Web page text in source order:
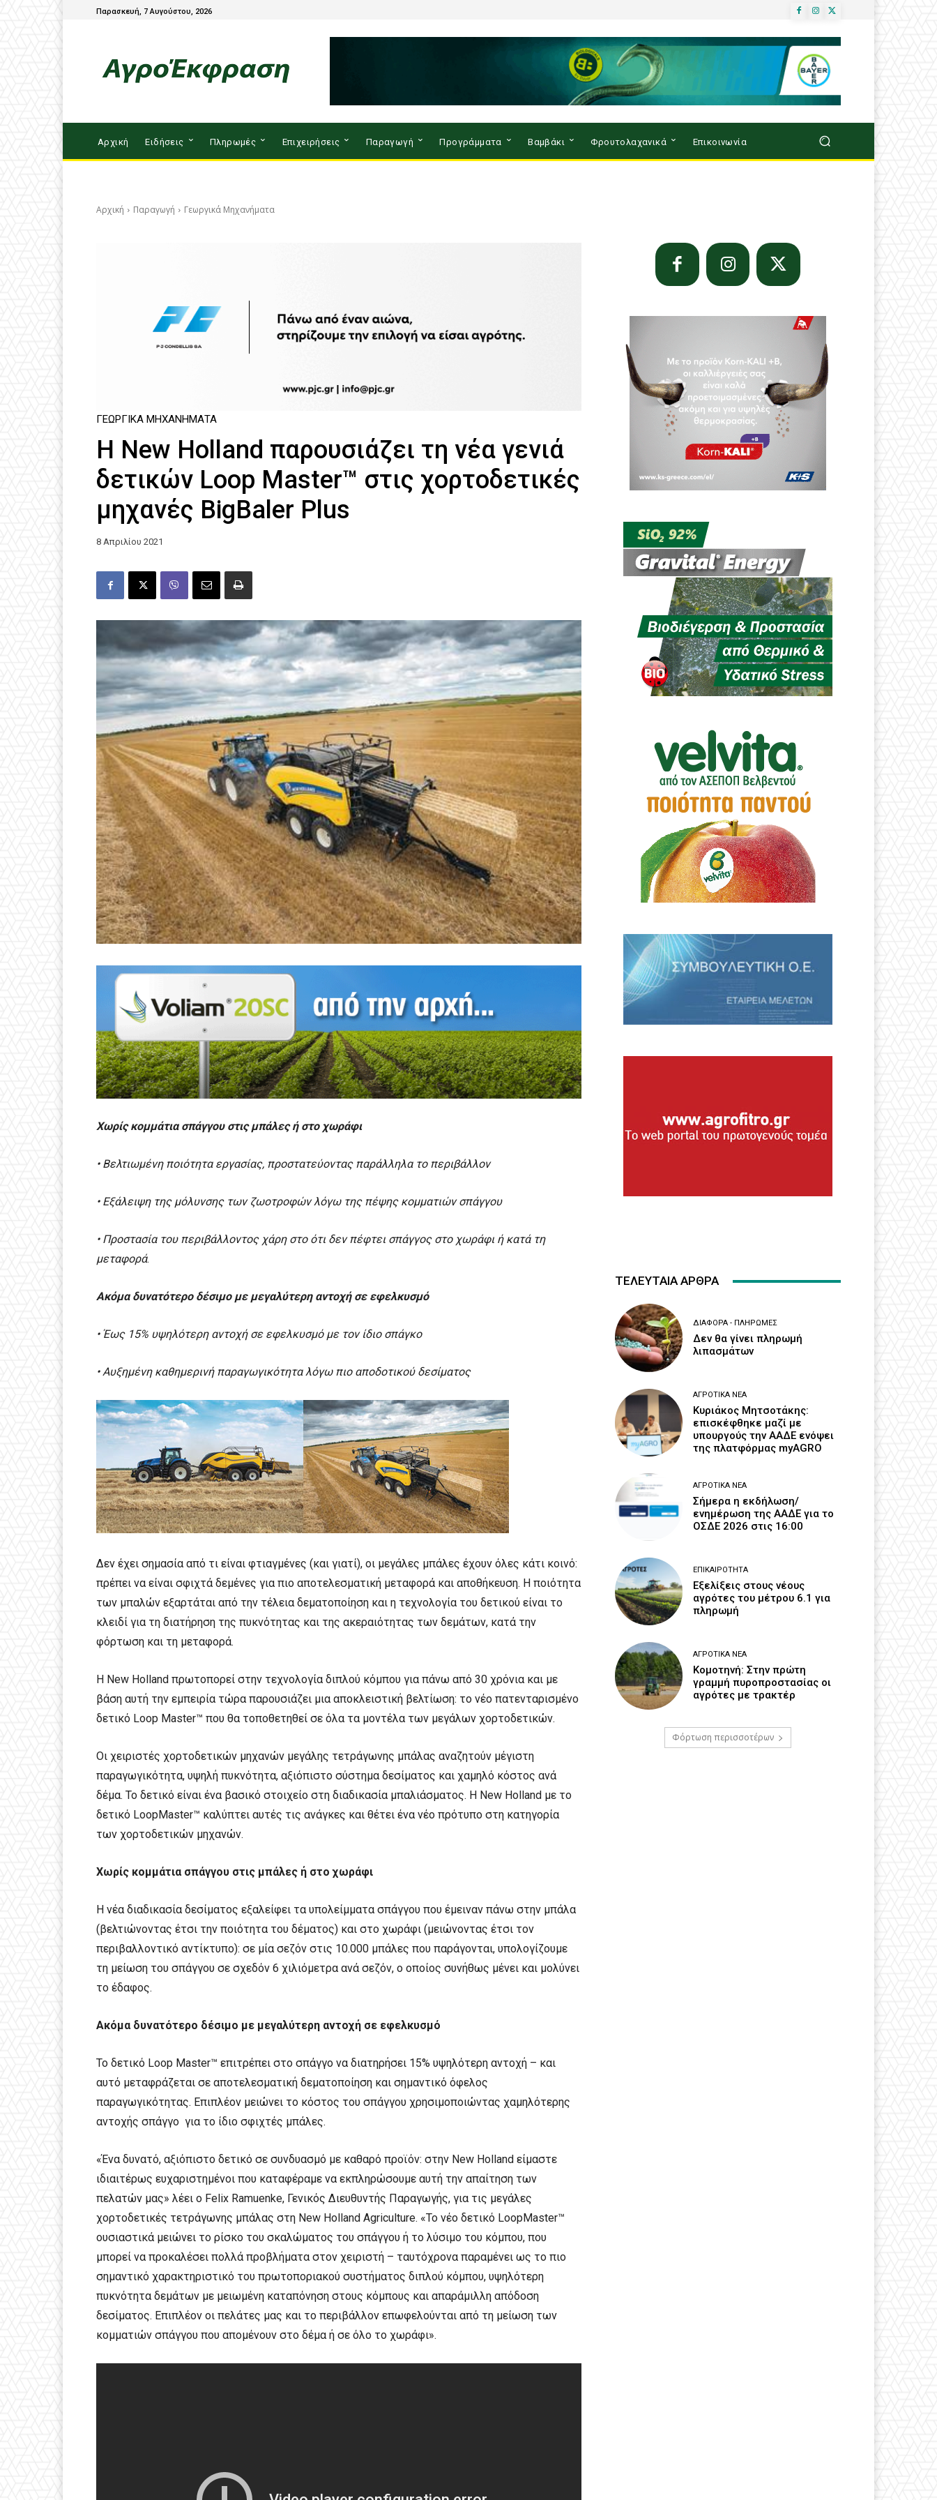
Παρασκευή, 7 Αυγούστου, 2026
Αρχική Ειδήσεις Πληρωμές Επιχειρήσεις Παραγωγή Προγράμματα Βαμβάκι Φρουτολαχανικά Επικοινωνία
Αρχική Παραγωγή Γεωργικά Μηχανήματα
ΓΕΩΡΓΙΚΆ ΜΗΧΑΝΉΜΑΤΑ
Η New Holland παρουσιάζει τη νέα γενιά
δετικών Loop Master™ στις χορτοδετικές
μηχανές BigBaler Plus
8 Απριλίου 2021
Χωρίς κομμάτια σπάγγου στις μπάλες ή στο χωράφι
• Βελτιωμένη ποιότητα εργασίας, προστατεύοντας παράλληλα το περιβάλλον
• Εξάλειψη της μόλυνσης των ζωοτροφών λόγω της πέψης κομματιών σπάγγου
• Προστασία του περιβάλλοντος χάρη στo ότι δεν πέφτει σπάγγος στο χωράφι ή κατά τη
μεταφορά.
Ακόμα δυνατότερο δέσιμο με μεγαλύτερη αντοχή σε εφελκυσμό
• Έως 15% υψηλότερη αντοχή σε εφελκυσμό με τον ίδιο σπάγκο
• Αυξημένη καθημερινή παραγωγικότητα λόγω πιο αποδοτικού δεσίματος
Δεν έχει σημασία από τι είναι φτιαγμένες (και γιατί), οι μεγάλες μπάλες έχουν όλες κάτι κοινό:
πρέπει να είναι σφιχτά δεμένες για πιο αποτελεσματική μεταφορά και αποθήκευση. Η ποιότητα
των μπαλών εξαρτάται από την τέλεια δεματοποίηση και η τεχνολογία του δετικού είναι το
κλειδί για τη διατήρηση της πυκνότητας και της ακεραιότητας των δεμάτων, κατά την
φόρτωση και τη μεταφορά.
Η New Holland πρωτοπορεί στην τεχνολογία διπλού κόμπου για πάνω από 30 χρόνια και με
βάση αυτή την εμπειρία τώρα παρουσιάζει μια αποκλειστική βελτίωση: το νέο πατενταρισμένο
δετικό Loop Master™ που θα τοποθετηθεί σε όλα τα μοντέλα των μεγάλων χορτοδετικών.
Οι χειριστές χορτοδετικών μηχανών μεγάλης τετράγωνης μπάλας αναζητούν μέγιστη
παραγωγικότητα, υψηλή πυκνότητα, αξιόπιστο σύστημα δεσίματος και χαμηλό κόστος ανά
δέμα. Το δετικό είναι ένα βασικό στοιχείο στη διαδικασία μπαλιάσματος. Η New Holland με το
δετικό LoopMaster™ καλύπτει αυτές τις ανάγκες και θέτει ένα νέο πρότυπο στη κατηγορία
των χορτοδετικών μηχανών.
Χωρίς κομμάτια σπάγγου στις μπάλες ή στο χωράφι
Η νέα διαδικασία δεσίματος εξαλείφει τα υπολείμματα σπάγγου που έμειναν πάνω στην μπάλα
(βελτιώνοντας έτσι την ποιότητα του δέματος) και στο χωράφι (μειώνοντας έτσι τον
περιβαλλοντικό αντίκτυπο): σε μία σεζόν στις 10.000 μπάλες που παράγονται, υπολογίζουμε
τη μείωση του σπάγγου σε σχεδόν 6 χιλιόμετρα ανά σεζόν, ο οποίος συνήθως μένει και μολύνει
το έδαφος.
Ακόμα δυνατότερο δέσιμο με μεγαλύτερη αντοχή σε εφελκυσμό
Το δετικό Loop Master™ επιτρέπει στο σπάγγο να διατηρήσει 15% υψηλότερη αντοχή – και
αυτό μεταφράζεται σε αποτελεσματική δεματοποίηση και σημαντικό όφελος
παραγωγικότητας. Επιπλέον μειώνει το κόστος του σπάγγου χρησιμοποιώντας χαμηλότερης
αντοχής σπάγγο για το ίδιο σφιχτές μπάλες.
«Ένα δυνατό, αξιόπιστο δετικό σε συνδυασμό με καθαρό προϊόν: στην New Holland είμαστε
ιδιαιτέρως ευχαριστημένοι που καταφέραμε να εκπληρώσουμε αυτή την απαίτηση των
πελατών μας» λέει ο Felix Ramuenke, Γενικός Διευθυντής Παραγωγής, για τις μεγάλες
χορτοδετικές τετράγωνης μπάλας στη New Holland Agriculture. «Το νέο δετικό LoopMaster™
ουσιαστικά μειώνει το ρίσκο του σκαλώματος του σπάγγου ή το λύσιμο του κόμπου, που
μπορεί να προκαλέσει πολλά προβλήματα στον χειριστή – ταυτόχρονα παραμένει ως το πιο
σημαντικό χαρακτηριστικό του πρωτοποριακού συστήματος διπλού κόμπου, υψηλότερη
πυκνότητα δεμάτων με μειωμένη καταπόνηση στους κόμπους και απαράμιλλη απόδοση
δεσίματος. Επιπλέον οι πελάτες μας και το περιβάλλον επωφελούνται από τη μείωση των
κομματιών σπάγγου που απομένουν στο δέμα ή σε όλο το χωράφι».
ΤΕΛΕΥΤΑΙΑ ΑΡΘΡΑ
ΔΙΆΦΟΡΑ - ΠΛΗΡΩΜΈΣ
Δεν θα γίνει πληρωμή
λιπασμάτων
ΑΓΡΟΤΙΚΆ ΝΈΑ
Κυριάκος Μητσοτάκης:
επισκέφθηκε μαζί με
υπουργούς την ΑΑΔΕ ενόψει
της πλατφόρμας myAGRO
ΑΓΡΟΤΙΚΆ ΝΈΑ
Σήμερα η εκδήλωση/
ενημέρωση της ΑΑΔΕ για το
ΟΣΔΕ 2026 στις 16:00
ΕΠΙΚΑΙΡΌΤΗΤΑ
Εξελίξεις στους νέους
αγρότες του μέτρου 6.1 για
πληρωμή
ΑΓΡΟΤΙΚΆ ΝΈΑ
Κομοτηνή: Στην πρώτη
γραμμή πυροπροστασίας οι
αγρότες με τρακτέρ
Φόρτωση περισσοτέρων